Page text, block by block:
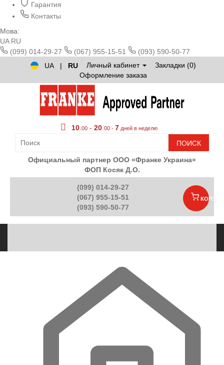
Гарантия
Контакты
Мова:
UA RU
(099) 014-29-27
(067) 955-15-51
(093) 590-50-77
UA
| RU Личный кабинет
Закладки (0)
Оформление заказа
10 00 - 20 00 - 7 дней в неделю
ПОИСК
Официальный партнер ООО «Франке Украина»
ФОП Косяк Д.О.
(099) 014-29-27
(067) 955-15-51
(093) 590-50-77